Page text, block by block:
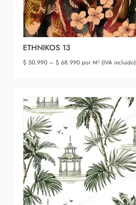
ETHNIKOS 13
$50.990 – $68.990por M² (IVA incluido)